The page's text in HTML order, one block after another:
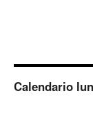
Calendario